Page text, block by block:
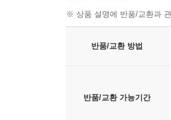
※ 상품 설명에 반품/교환과
반품/교환 방법
반품/교환 가능기간